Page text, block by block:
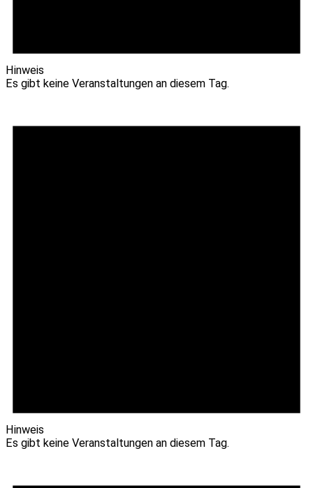
Hinweis
Es gibt keine Veranstaltungen an diesem Tag.
Hinweis
Es gibt keine Veranstaltungen an diesem Tag.